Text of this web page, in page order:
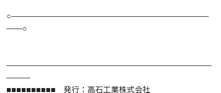
○―――――――――――――――――――――――――
――○
――――――――――――――――――――――――――
―――
■■■■■■■■■■ 発行：高石工業株式会社